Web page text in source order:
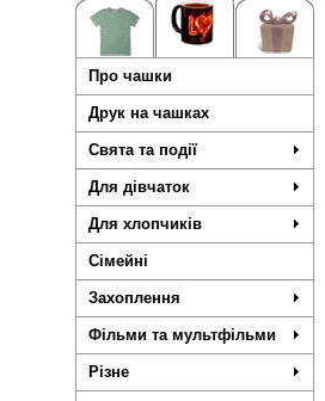
Про чашки
Друк на чашках
Свята та події
Для дівчаток
Для хлопчиків
Сімейні
Захоплення
Фільми та мультфільми
Різне